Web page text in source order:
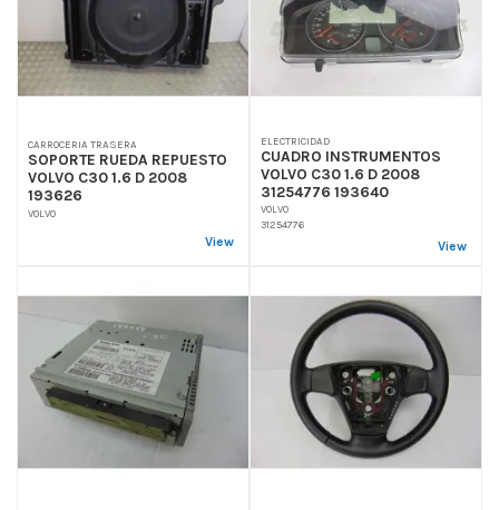
CARROCERIA TRASERA
SOPORTE RUEDA REPUESTO
VOLVO C30 1.6 D 2008
193626
VOLVO
View
ELECTRICIDAD
CUADRO INSTRUMENTOS
VOLVO C30 1.6 D 2008
31254776 193640
VOLVO
31254776
View